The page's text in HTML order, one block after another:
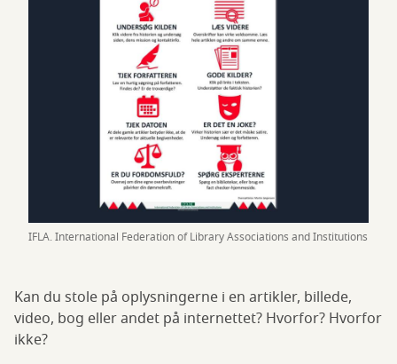
IFLA. International Federation of Library Associations and Institutions
Kan du stole på oplysningerne i en artikler, billede,
video, bog eller andet på internettet? Hvorfor? Hvorfor
ikke?